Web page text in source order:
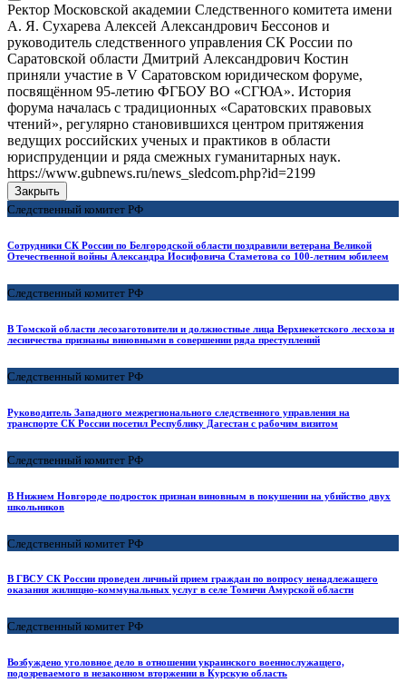
Ректор Московской академии Следственного комитета имени
А. Я. Сухарева Алексей Александрович Бессонов и
руководитель следственного управления СК России по
Саратовской области Дмитрий Александрович Костин
приняли участие в V Саратовском юридическом форуме,
посвящённом 95-летию ФГБОУ ВО «СГЮА». История
форума началась с традиционных «Саратовских правовых
чтений», регулярно становившихся центром притяжения
ведущих российских ученых и практиков в области
юриспруденции и ряда смежных гуманитарных наук.
https://www.gubnews.ru/news_sledcom.php?id=2199
Закрыть
Следственный комитет РФ
Сотрудники СК России по Белгородской области поздравили ветерана Великой
Отечественной войны Александра Иосифовича Стаметова со 100-летним юбилеем
Следственный комитет РФ
В Томской области лесозаготовители и должностные лица Верхнекетского лесхоза и
лесничества признаны виновными в совершении ряда преступлений
Следственный комитет РФ
Руководитель Западного межрегионального следственного управления на
транспорте СК России посетил Республику Дагестан с рабочим визитом
Следственный комитет РФ
В Нижнем Новгороде подросток признан виновным в покушении на убийство двух
школьников
Следственный комитет РФ
В ГВСУ СК России проведен личный прием граждан по вопросу ненадлежащего
оказания жилищно-коммунальных услуг в селе Томичи Амурской области
Следственный комитет РФ
Возбуждено уголовное дело в отношении украинского военнослужащего,
подозреваемого в незаконном вторжении в Курскую область